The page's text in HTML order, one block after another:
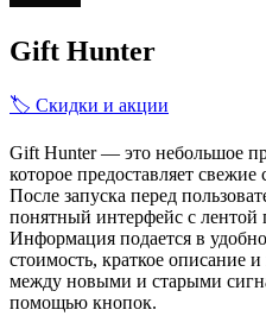
Gift Hunter
🏷️ Скидки и акции
Gift Hunter — это небольшое
которое предоставляет
После запуска перед
понятный интерфейс с лентой
Информация подается в
стоимость, краткое описание
между новыми и старыми
помощью кнопок.